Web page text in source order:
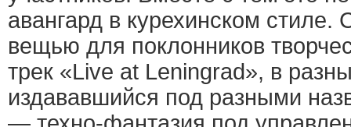
авангард в курехинском
вещью для поклонников
трек «Live at Leningrad», в
издававшийся под разными